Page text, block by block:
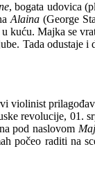
, bogata udovica
Alaina (George
kuću. Majka se
Tada odustaje i
violinist
revolucije, 01.
pod naslovom
počeo raditi na